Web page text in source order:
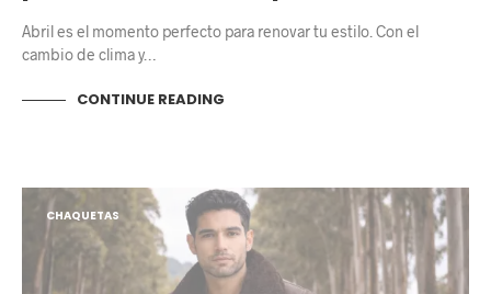
Abril es el momento perfecto para renovar tu estilo. Con el
cambio de clima y…
CONTINUE READING
CHAQUETAS